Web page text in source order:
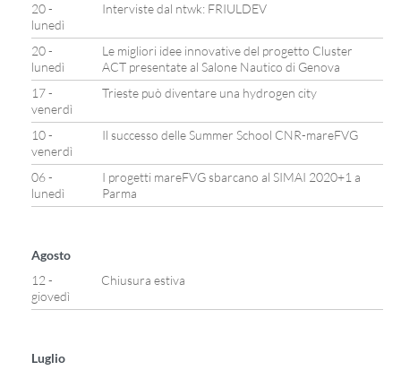
20 -
lunedì
Interviste dal ntwk: FRIULDEV
20 -
lunedì
Le migliori idee innovative del progetto Cluster
ACT presentate al Salone Nautico di Genova
17 -
venerdì
Trieste può diventare una hydrogen city
10 -
venerdì
Il successo delle Summer School CNR-mareFVG
06 -
lunedì
I progetti mareFVG sbarcano al SIMAI 2020+1 a
Parma
Agosto
12 -
giovedì
Chiusura estiva
Luglio